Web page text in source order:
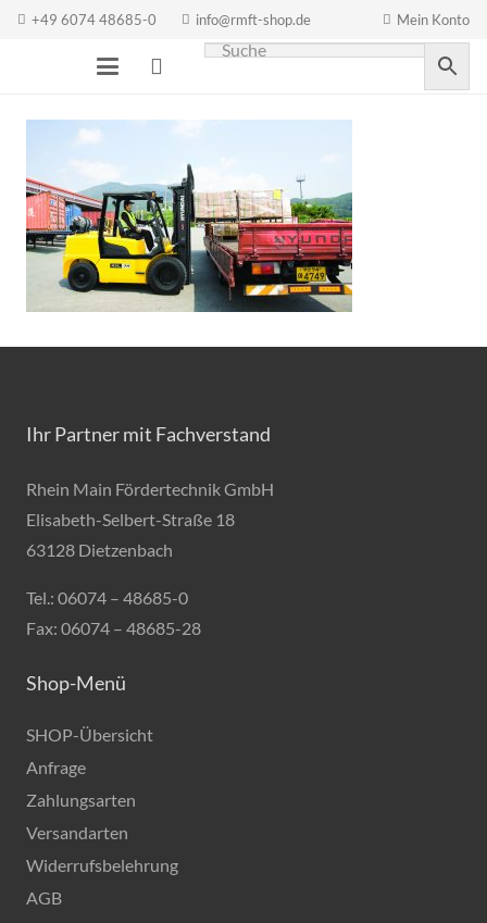
+49 6074 48685-0 info@rmft-shop.de Mein Konto
Ihr Partner mit Fachverstand
Rhein Main Fördertechnik GmbH
Elisabeth-Selbert-Straße 18
63128 Dietzenbach
Tel.: 06074 – 48685-0
Fax: 06074 – 48685-28
Shop-Menü
SHOP-Übersicht
Anfrage
Zahlungsarten
Versandarten
Widerrufsbelehrung
AGB